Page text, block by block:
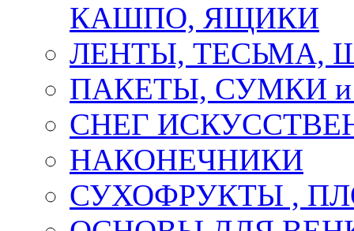
КАШПО, ЯЩИКИ
ЛЕНТЫ, ТЕСЬМА,
ПАКЕТЫ, СУМКИ
СНЕГ
НАКОНЕЧНИКИ
СУХОФРУКТЫ ,